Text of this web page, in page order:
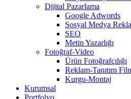
Dijital Pazarlama
Google Adwords
Sosyal Medya
SEO
Metin Yazarlığı
Fotoğraf-Video
Ürün Fotoğrafçılığı
Reklam-Tanıtım
Kurgu-Montaj
Kurumsal
Portfolyo